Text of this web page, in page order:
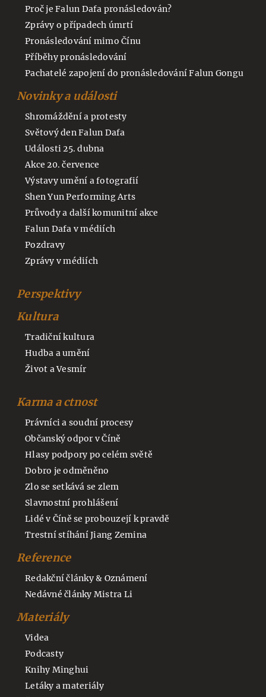
Proč je Falun Dafa pronásledován?
Zprávy o případech úmrtí
Pronásledování mimo Čínu
Příběhy pronásledování
Pachatelé zapojení do pronásledování Falun Gongu
Novinky a události
Shromáždění a protesty
Světový den Falun Dafa
Události 25. dubna
Akce 20. července
Výstavy umění a fotografií
Shen Yun Performing Arts
Průvody a další komunitní akce
Falun Dafa v médiích
Pozdravy
Zprávy v médiích
Perspektivy
Kultura
Tradiční kultura
Hudba a umění
Život a Vesmír
Karma a ctnost
Právníci a soudní procesy
Občanský odpor v Číně
Hlasy podpory po celém světě
Dobro je odměněno
Zlo se setkává se zlem
Slavnostní prohlášení
Lidé v Číně se probouzejí k pravdě
Trestní stíhání Jiang Zemina
Reference
Redakční články & Oznámení
Nedávné články Mistra Li
Materiály
Videa
Podcasty
Knihy Minghui
Letáky a materiály